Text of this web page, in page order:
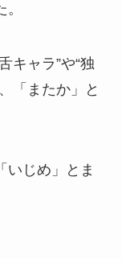
キャラ”や“独
「またか」と
いじめ」とま